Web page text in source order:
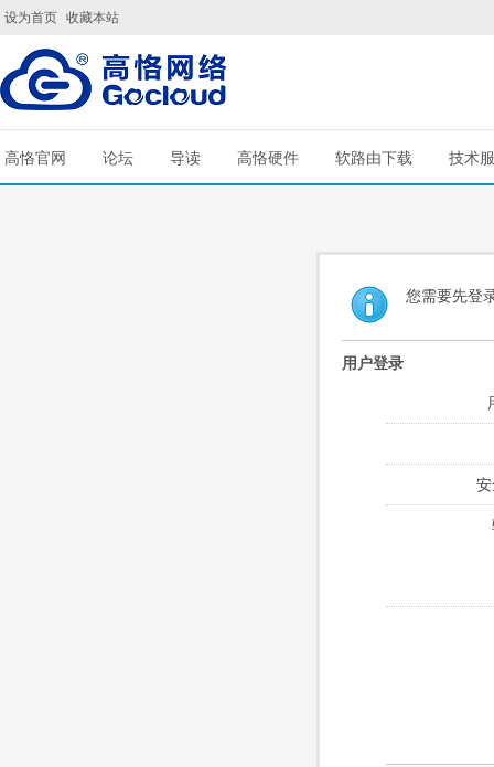
设为首页 收藏本站
高恪官网 论坛 导读 高恪硬件 软路由下载 技术
您需要先登
用户登录